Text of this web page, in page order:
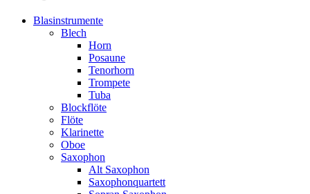
Blasinstrumente
Blech
Horn
Posaune
Tenorhorn
Trompete
Tuba
Blockflöte
Flöte
Klarinette
Oboe
Saxophon
Alt Saxophon
Saxophonquartett